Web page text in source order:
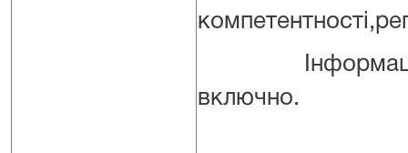
Інформація
включно.